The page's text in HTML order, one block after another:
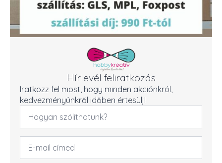
Hírlevél feliratkozás
Iratkozz fel most, hogy minden akciónkról,
kedvezményünkről időben értesülj!
Név
Email
cím